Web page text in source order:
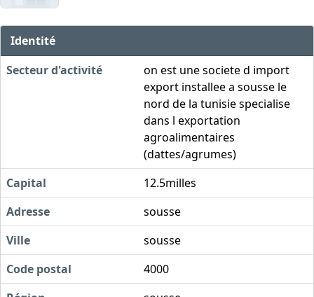
Identité
Secteur d'activité
on est une societe d import
export installee a sousse le
nord de la tunisie specialise
dans l exportation
agroalimentaires
(dattes/agrumes)
Capital
12.5milles
Adresse
sousse
Ville
sousse
Code postal
4000